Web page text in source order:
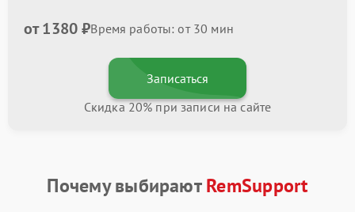
от 1380 ₽Время работы: от 30 мин
Записаться
Скидка 20% при записи на сайте
Почему выбираютRemSupport